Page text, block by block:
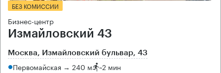
БЕЗ КОМИССИИ
Бизнес-центр
Измайловский 43
Москва, Измайловский бульвар, 43
Первомайская → 240 м ~2 мин